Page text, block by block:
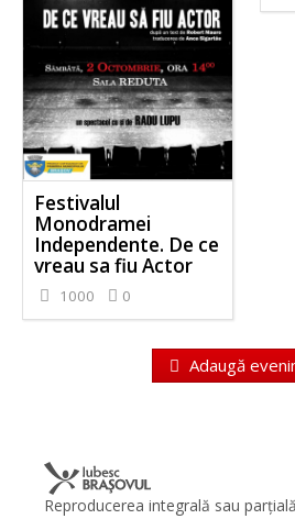
Festivalul
Monodramei
Independente. De ce
vreau sa fiu Actor
1000 0
Adaugă
Reproducerea integrală sau